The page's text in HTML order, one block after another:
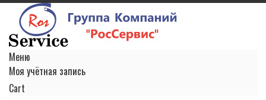
Меню
Моя учётная запись
Cart